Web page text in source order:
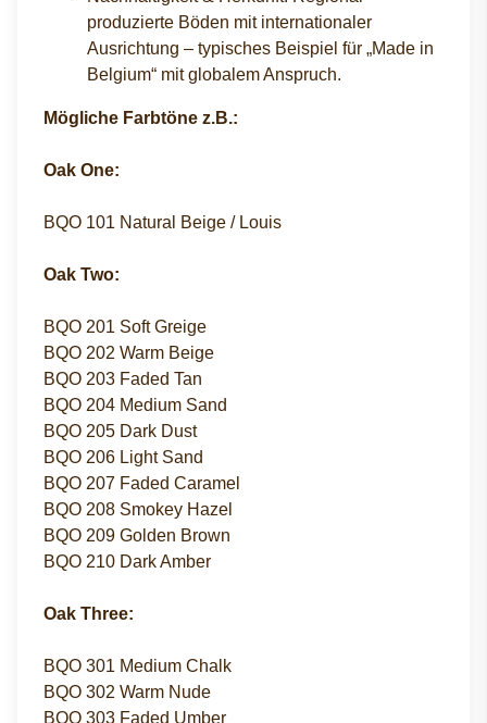
produzierte Böden mit internationaler
Ausrichtung – typisches Beispiel für „Made in
Belgium“ mit globalem Anspruch.
Mögliche Farbtöne z.B.:
Oak One:
BQO 101 Natural Beige / Louis
Oak Two:
BQO 201 Soft Greige
BQO 202 Warm Beige
BQO 203 Faded Tan
BQO 204 Medium Sand
BQO 205 Dark Dust
BQO 206 Light Sand
BQO 207 Faded Caramel
BQO 208 Smokey Hazel
BQO 209 Golden Brown
BQO 210 Dark Amber
Oak Three:
BQO 301 Medium Chalk
BQO 302 Warm Nude
BQO 303 Faded Umber